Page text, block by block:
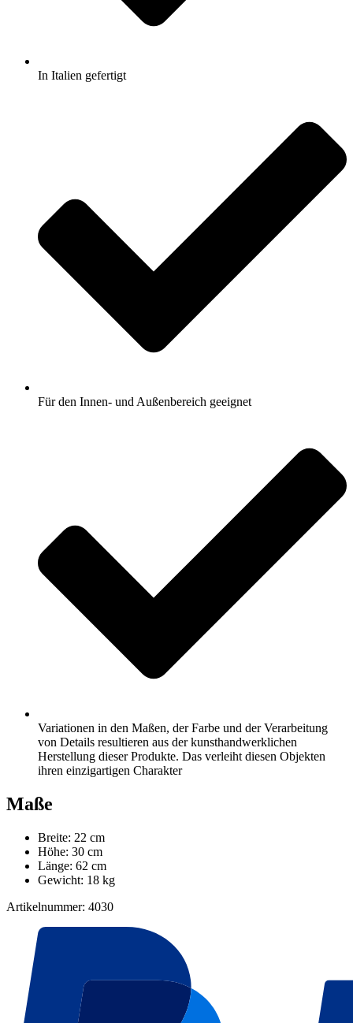
In Italien gefertigt
Für den Innen- und Außenbereich geeignet
Variationen in den Maßen, der Farbe und der Verarbeitung
von Details resultieren aus der kunsthandwerklichen
Herstellung dieser Produkte. Das verleiht diesen Objekten
ihren einzigartigen Charakter
Maße
Breite: 22 cm
Höhe: 30 cm
Länge: 62 cm
Gewicht: 18 kg
Artikelnummer: 4030